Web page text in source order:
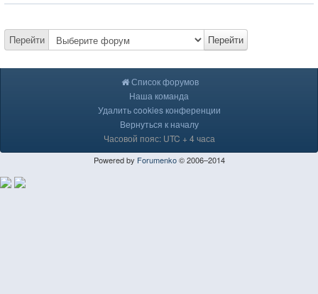
Перейти Перейти
Список форумов
Наша команда
Удалить cookies конференции
Вернуться к началу
Часовой пояс: UTC + 4 часа
Powered by Forumenko© 2006–2014